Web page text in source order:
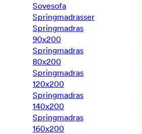
Sovesofa
Springmadrasser
Springmadras
90x200
Springmadras
80x200
Springmadras
120x200
Springmadras
140x200
Springmadras
160x200